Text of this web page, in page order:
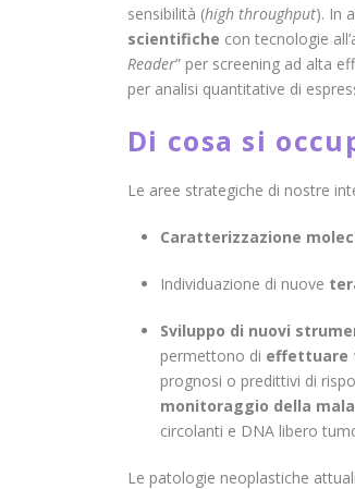
sensibilità (high throughput). In
scientifiche con tecnologie
Reader” per screening ad alta
per analisi quantitative di
Di cosa si
Le aree strategiche di nostre
Caratterizzazione
Individuazione di nuove
Sviluppo di nuovi
permettono di effettuare
prognosi o predittivi di
monitoraggio della
circolanti e DNA libero
Le patologie neoplastiche